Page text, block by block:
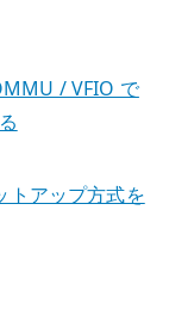
/ VFIO で
アップ方式を